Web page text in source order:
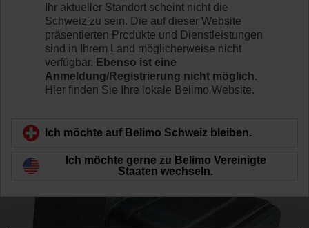
Zurück zur Produktkategorie
Ihr aktueller Standort scheint nicht die
Schweiz zu sein. Die auf dieser Website
präsentierten Produkte und Dienstleistungen
sind in Ihrem Land möglicherweise nicht
verfügbar. Ebenso ist eine
Anmeldung/Registrierung nicht möglich.
Hier finden Sie Ihre lokale Belimo Website.
Ich möchte auf Belimo Schweiz bleiben.
Ich möchte gerne zu Belimo Vereinigte
Staaten wechseln.